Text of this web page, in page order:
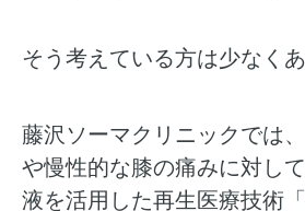
そう考えている方は少なくあ
藤沢ソーマクリニックでは
や慢性的な膝の痛みに対し
液を活用した再生医療技術